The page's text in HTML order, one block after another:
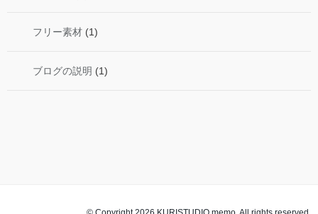
フリー素材 (1)
ブログの説明 (1)